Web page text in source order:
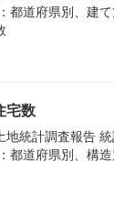
都道府県別、建
宅数
地統計調査報告
都道府県別、構